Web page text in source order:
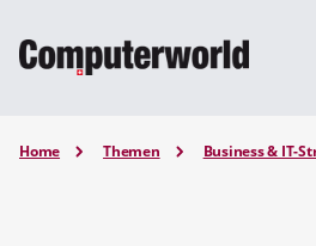
Home Themen Business & IT-